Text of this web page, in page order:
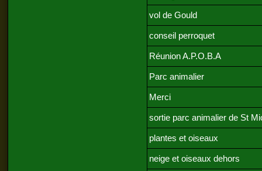
vol de Gould
conseil perroquet
Réunion A.P.O.B.A
Parc animalier
Merci
sortie parc animalier de St
plantes et oiseaux
neige et oiseaux dehors